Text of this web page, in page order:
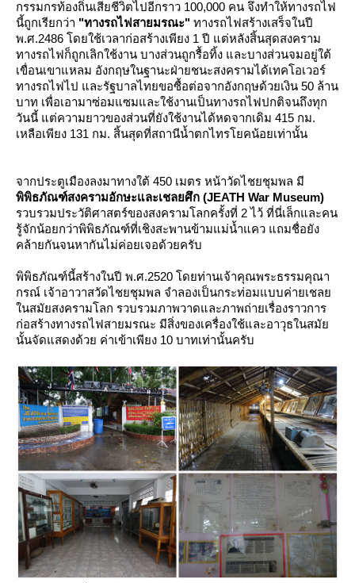
กรรมกรท้องถิ่นเสียชีวิตไปอีกราว 100,000 คน จึงทำให้ทางรถไฟ
นี้ถูกเรียกว่า "ทางรถไฟสายมรณะ" ทางรถไฟสร้างเสร็จในปี
พ.ศ.2486 โดยใช้เวลาก่อสร้างเพียง 1 ปี แต่หลังสิ้นสุดสงคราม
ทางรถไฟก็ถูกเลิกใช้งาน บางส่วนถูกรื้อทิ้ง และบางส่วนจมอยู่ใต้
เขื่อนเขาแหลม อังกฤษในฐานะฝ่ายชนะสงครามได้เทคโอเวอร์
ทางรถไฟไป และรัฐบาลไทยขอซื้อต่อจากอังกฤษด้วยเงิน 50 ล้าน
บาท เพื่อเอามาซ่อมแซมและใช้งานเป็นทางรถไฟปกติจนถึงทุก
วันนี้ แต่ความยาวของส่วนที่ยังใช้งานได้หดจากเดิม 415 กม.
เหลือเพียง 131 กม. สิ้นสุดที่สถานีน้ำตกไทรโยคน้อยเท่านั้น
จากประตูเมืองลงมาทางใต้ 450 เมตร หน้าวัดไชยชุมพล มี
พิพิธภัณฑ์สงครามอักษะและเชลยศึก (JEATH War Museum)
รวบรวมประวัติศาสตร์ของสงครามโลกครั้งที่ 2 ไว้ ที่นี่เล็กและคน
รู้จักน้อยกว่าพิพิธภัณฑ์ที่เชิงสะพานข้ามแม่น้ำแคว แถมชื่อยัง
คล้ายกันจนหากันไม่ค่อยเจอด้วยครับ
พิพิธภัณฑ์นี้สร้างในปี พ.ศ.2520 โดยท่านเจ้าคุณพระธรรมคุณา
กรณ์ เจ้าอาวาสวัดไชยชุมพล จำลองเป็นกระท่อมแบบค่ายเชล
นสมัยสงครามโลก รวบรวมภาพวาดและภาพถ่ายเรื่องราวการ
ก่อสร้างทางรถไฟสายมรณะ มีสิ่งของเครื่องใช้และอาวุธในสมั
นั้นจัดแสดงด้วย ค่าเข้าเพียง 10 บาทเท่านั้นครับ